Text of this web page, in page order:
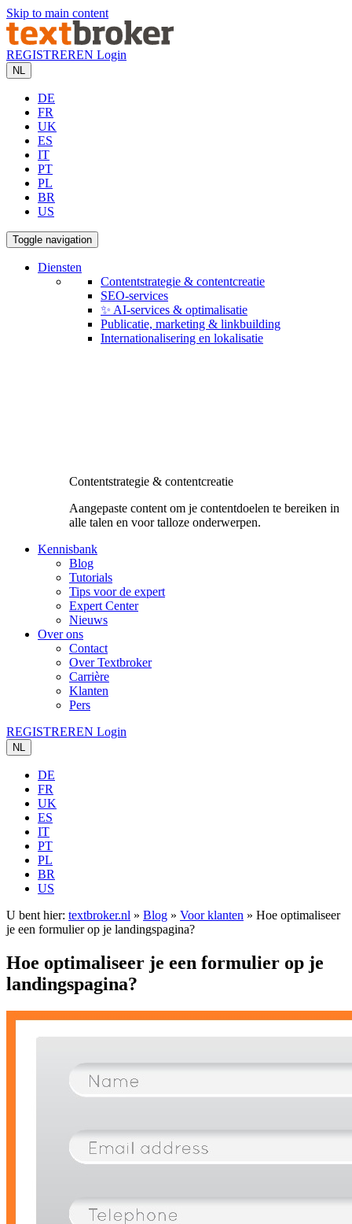
Skip to main content
REGISTREREN Login
NL
DE
FR
UK
ES
IT
PT
PL
BR
US
Toggle navigation
Diensten
Contentstrategie & contentcreatie
SEO-services
✨ AI-services & optimalisatie
Publicatie, marketing & linkbuilding
Internationalisering en lokalisatie
Contentstrategie & contentcreatie
Aangepaste content om je contentdoelen te bereiken in
alle talen en voor talloze onderwerpen.
Kennisbank
Blog
Tutorials
Tips voor de expert
Expert Center
Nieuws
Over ons
Contact
Over Textbroker
Carrière
Klanten
Pers
REGISTREREN Login
NL
DE
FR
UK
ES
IT
PT
PL
BR
US
U bent hier: textbroker.nl » Blog » Voor klanten » Hoe optimaliseer
je een formulier op je landingspagina?
Hoe optimaliseer je een formulier op je
landingspagina?